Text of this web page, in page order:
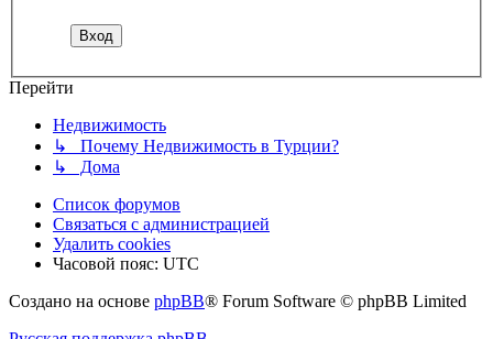
Перейти
Недвижимость
↳ Почему Недвижимость в Турции?
↳ Дома
Список форумов
Связаться с администрацией
Удалить cookies
Часовой пояс: UTC
Создано на основе phpBB® Forum Software © phpBB Limited